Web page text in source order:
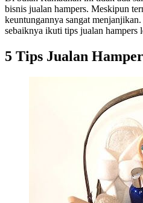
bisnis jualan hampers. Meskipun
keuntungannya sangat
sebaiknya ikuti tips jualan hampers
5 Tips Jualan